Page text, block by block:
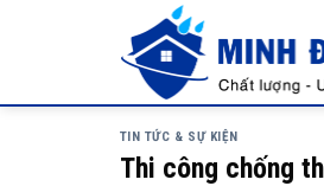
TIN TỨC & SỰ KIỆN
Thi công chống